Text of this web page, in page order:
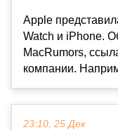
Apple
Watch и iPhone.
MacRumors,
компании.
23:10, 25 Дек